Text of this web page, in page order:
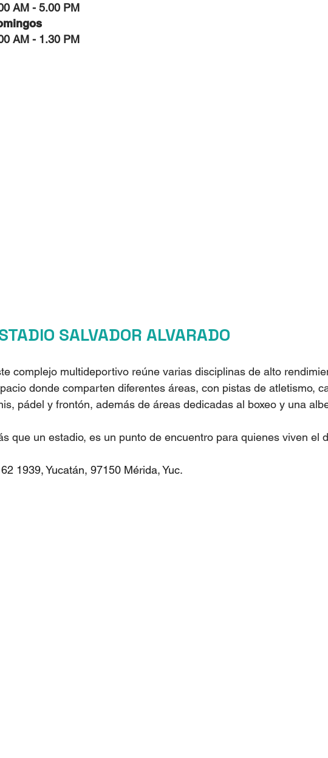
AM - 5.00 PM
AM - 1.30 PM
SALVADOR ALVARADO
complejo multideportivo reúne varias disciplinas de alto
donde comparten diferentes áreas, con pistas de atletismo,
pádel y frontón, además de áreas dedicadas al boxeo y una
que un estadio, es un punto de encuentro para quienes viven el
1939, Yucatán, 97150 Mérida, Yuc.